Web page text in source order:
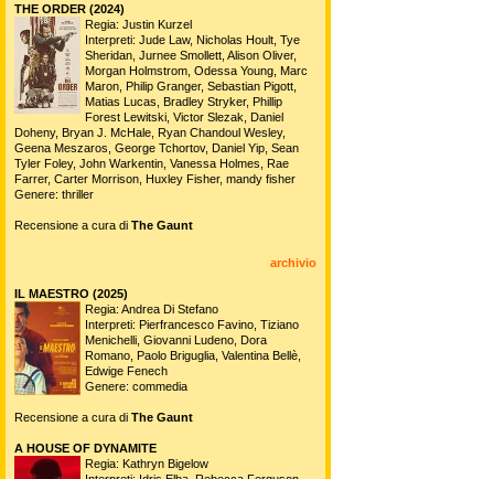
THE ORDER (2024)
Regia: Justin Kurzel
Interpreti: Jude Law, Nicholas Hoult, Tye
Sheridan, Jurnee Smollett, Alison Oliver,
Morgan Holmstrom, Odessa Young, Marc
Maron, Philip Granger, Sebastian Pigott,
Matias Lucas, Bradley Stryker, Phillip
Forest Lewitski, Victor Slezak, Daniel
Doheny, Bryan J. McHale, Ryan Chandoul Wesley,
Geena Meszaros, George Tchortov, Daniel Yip, Sean
Tyler Foley, John Warkentin, Vanessa Holmes, Rae
Farrer, Carter Morrison, Huxley Fisher, mandy fisher
Genere: thriller
Recensione a cura di The Gaunt
archivio
IL MAESTRO (2025)
Regia: Andrea Di Stefano
Interpreti: Pierfrancesco Favino, Tiziano
Menichelli, Giovanni Ludeno, Dora
Romano, Paolo Briguglia, Valentina Bellè,
Edwige Fenech
Genere: commedia
Recensione a cura di The Gaunt
A HOUSE OF DYNAMITE
Regia: Kathryn Bigelow